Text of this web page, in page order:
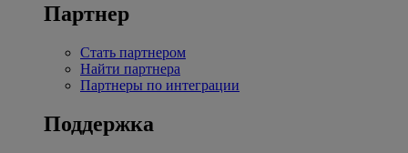
Партнер
Стать партнером
Найти партнера
Партнеры по интеграции
Поддержка